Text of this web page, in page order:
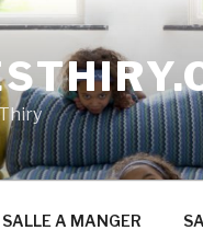
SALLE A MANGER